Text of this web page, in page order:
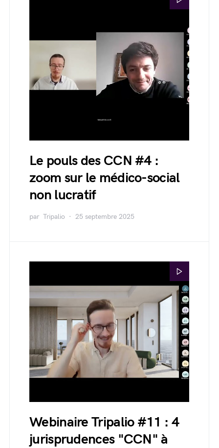
Le pouls des CCN #4 :
zoom sur le médico-social
non lucratif
par Tripalio 25 septembre 2025
Webinaire Tripalio #11 : 4
jurisprudences "CCN" à